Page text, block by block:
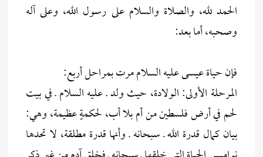
الحمد لله، والصلاة والسلام على رسول الله، وعلى آله
وصحبه، أما بعد:
فإن حياة عيسى عليه السلام مرت بمراحل أربع:
المرحلة الأولى: الولادة، حيث ولد ـ عليه السلام ـ في بيت
لحم في أرض فلسطين من أم بلا أب، لحكمةٍ عظيمة، وهي:
بيان كمال قدرة الله ـ سبحانه ـ وأنها قدرة مطلقة، لا تحدها